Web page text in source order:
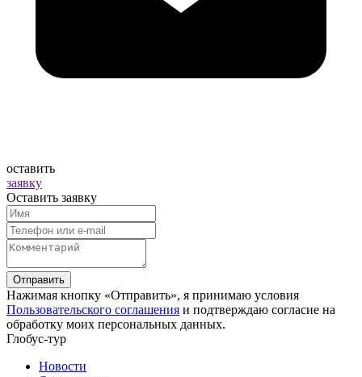
оставить
заявку
Оставить заявку
Отправить
Нажимая кнопку «Отправить», я принимаю условия
Пользовательского соглашения и подтверждаю согласие на
обработку моих персональных данных.
Глобус-тур
Новости